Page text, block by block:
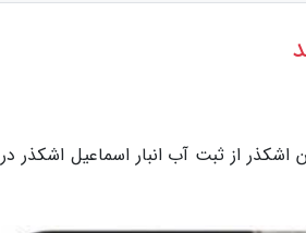
از ثبت آب انبار اسماعیل اشکذر در